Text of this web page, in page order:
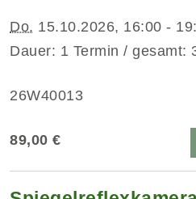
Do. 15.10.2026, 16:00 -
Dauer: 1 Termin / gesamt:
26W40013
89,00 €